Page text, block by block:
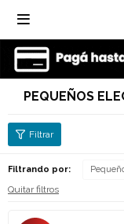

PEQUEÑOS
Filtrando por:
Quitar filtros